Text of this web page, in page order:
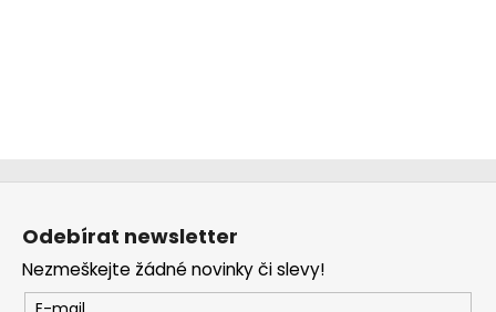
Z
Odebírat newsletter
Nezmeškejte žádné novinky či slevy!